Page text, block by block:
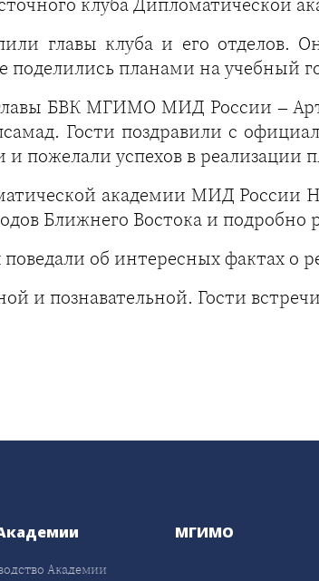
главы клуба и его отделов.
поделились планами на учебный
БВК МГИМО МИД России –
Гости поздравили с
пожелали успехов в реализации
академии МИД
Ближнего Востока и подробно
об интересных фактах о
и познавательной. Гости
Академии
МГИМО